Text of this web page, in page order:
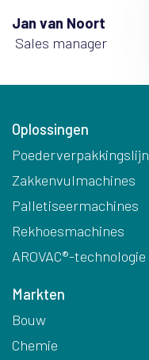
Jan van Noort
Sales manager
Oplossingen
Poederverpakkingslijn
Zakkenvulmachines
Palletiseermachines
Rekhoesmachines
AROVAC®-technologie
Markten
Bouw
Chemie